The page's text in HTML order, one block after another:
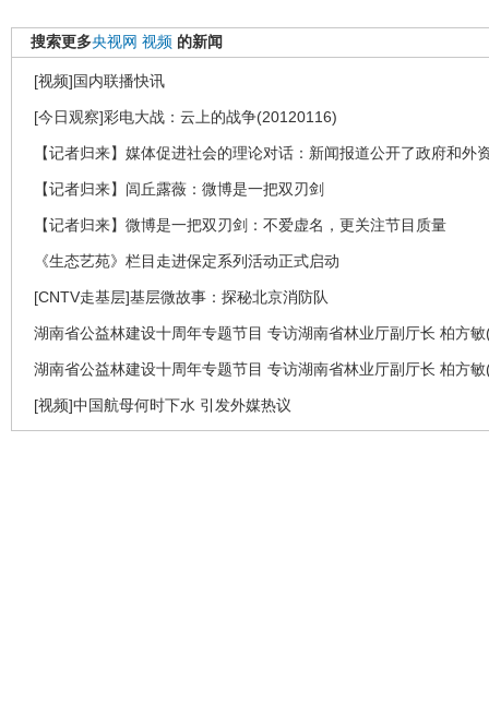
搜索更多央视网 视频 的新闻
[视频]国内联播快讯
[今日观察]彩电大战：云上的战争(20120116)
【记者归来】媒体促进社会的理论对话：新闻报道公开了政府和外
【记者归来】闾丘露薇：微博是一把双刃剑
【记者归来】微博是一把双刃剑：不爱虚名，更关注节目质量
《生态艺苑》栏目走进保定系列活动正式启动
[CNTV走基层]基层微故事：探秘北京消防队
湖南省公益林建设十周年专题节目 专访湖南省林业厅副厅长 柏方
湖南省公益林建设十周年专题节目 专访湖南省林业厅副厅长 柏方
[视频]中国航母何时下水 引发外媒热议